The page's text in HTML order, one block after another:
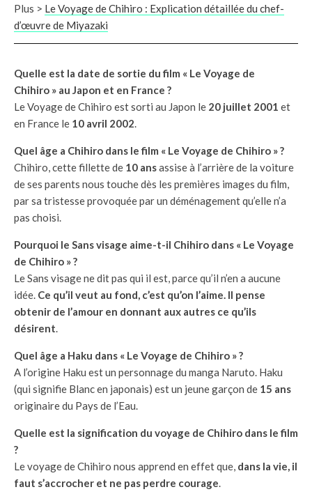
Plus > Le Voyage de Chihiro : Explication détaillée du chef-
d’œuvre de Miyazaki
Quelle est la date de sortie du film « Le Voyage de
Chihiro » au Japon et en France ?
Le Voyage de Chihiro est sorti au Japon le 20 juillet 2001 et
en France le 10 avril 2002.
Quel âge a Chihiro dans le film « Le Voyage de Chihiro » ?
Chihiro, cette fillette de 10 ansassise à l’arrière de la voiture
de ses parents nous touche dès les premières images du film,
par sa tristesse provoquée par un déménagement qu’elle n’a
pas choisi.
Pourquoi le Sans visage aime-t-il Chihiro dans « Le Voyage
de Chihiro » ?
Le Sans visage ne dit pas qui il est, parce qu’il n’en a aucune
idée. Ce qu’il veut au fond, c’est qu’on l’aime. Il pense
obtenir de l’amour en donnant aux autres ce qu’ils
désirent.
Quel âge a Haku dans « Le Voyage de Chihiro » ?
A l’origine Haku est un personnage du manga Naruto. Haku
(qui signifie Blanc en japonais) est un jeune garçon de 15 ans
originaire du Pays de l’Eau.
Quelle est la signification du voyage de Chihiro dans le film
?
Le voyage de Chihiro nous apprend en effet que, dans la vie, il
faut s’accrocher et ne pas perdre courage.